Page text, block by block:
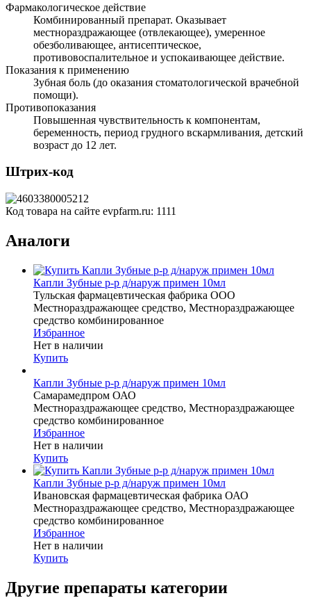
Фармакологическое действие
Комбинированный препарат. Оказывает
местнораздражающее (отвлекающее), умеренное
обезболивающее, антисептическое,
противовоспалительное и успокаивающее действие.
Показания к применению
Зубная боль (до оказания стоматологической врачебной
помощи).
Противопоказания
Повышенная чувствительность к компонентам,
беременность, период грудного вскармливания, детский
возраст до 12 лет.
Штрих-код
Код товара на сайте evpfarm.ru: 1111
Аналоги
Капли Зубные р-р д/наруж примен 10мл
Тульская фармацевтическая фабрика ООО
Местнораздражающее средство, Местнораздражающее
средство комбинированное
Избранное
Нет в наличии
Купить
Капли Зубные р-р д/наруж примен 10мл
Самарамедпром ОАО
Местнораздражающее средство, Местнораздражающее
средство комбинированное
Избранное
Нет в наличии
Купить
Капли Зубные р-р д/наруж примен 10мл
Ивановская фармацевтическая фабрика ОАО
Местнораздражающее средство, Местнораздражающее
средство комбинированное
Избранное
Нет в наличии
Купить
Другие препараты категории